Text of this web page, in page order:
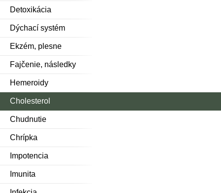
Detoxikácia
Dýchací systém
Ekzém, plesne
Fajčenie, následky
Hemeroidy
Cholesterol
Chudnutie
Chrípka
Impotencia
Imunita